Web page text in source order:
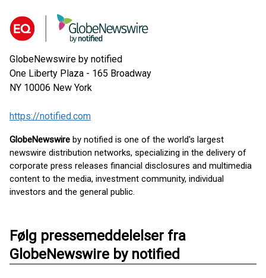
GlobeNewswire by notified
One Liberty Plaza - 165 Broadway
NY 10006 New York
https://notified.com
GlobeNewswire by notified is one of the world's largest
newswire distribution networks, specializing in the delivery of
corporate press releases financial disclosures and multimedia
content to the media, investment community, individual
investors and the general public.
Følg pressemeddelelser fra
GlobeNewswire by notified